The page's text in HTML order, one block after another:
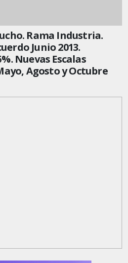
Rama Industria.
Junio 2013.
Nuevas Escalas
Agosto y Octubre